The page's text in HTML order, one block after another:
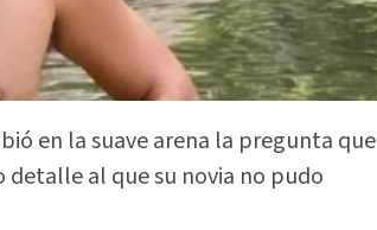
en la suave arena la pregunta que
detalle al que su novia no pudo